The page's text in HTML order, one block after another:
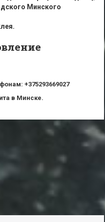
Минского
+375293669027
в Минске.